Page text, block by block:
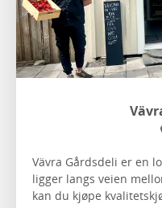
Vävra Gårdsdeli er en
ligger langs veien
kan du kjøpe